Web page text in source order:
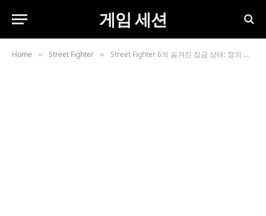
게임 세션
Home » Street Fighter » Street Fighter 6의 숨겨진 잠금 상태: 정의 및 마스터해야 하는 이유